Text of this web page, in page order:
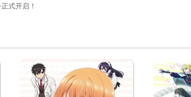
式开启！